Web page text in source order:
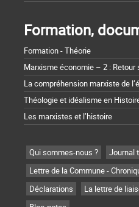
Formation,
Formation - Théorie
Marxisme économie – 2 :
La compréhension marxiste de
Théologie et idéalisme en
Les marxistes et l’histoire
Qui sommes-nous ? Journal
Lettre de la Commune -
Déclarations
La lettre de